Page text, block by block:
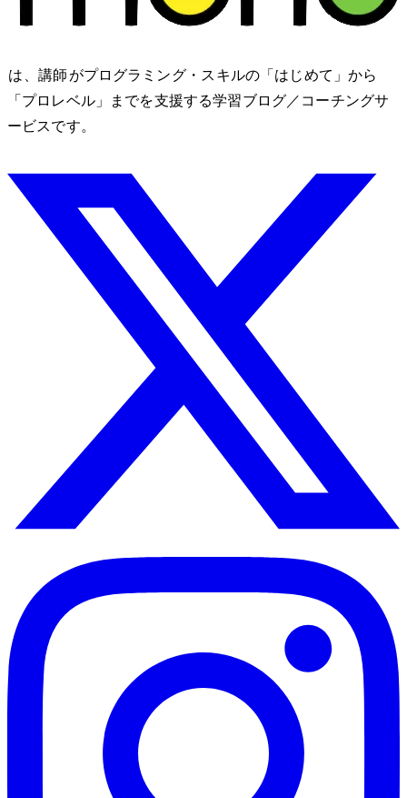
nozomono は、講師 shibomb がプログラミング・IT スキルの「はじめて」から
「プロレベル」までを支援する学習ブログ／コーチングサ
ービスです。